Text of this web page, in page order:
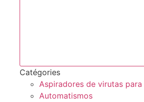
Catégories
Aspiradores de virutas para
Automatismos